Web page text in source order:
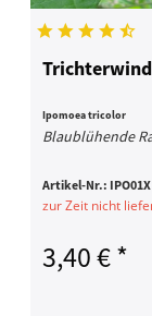
Ipomoea tricolor
Blaublühende
Artikel-Nr.: IPO01X
zur Zeit nicht
3,40 € *